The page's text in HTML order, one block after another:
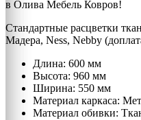
в Олива Мебель Ковров!
Стандартные расцветки
Мадера, Ness, Nebby
Длина: 600 мм
Высота: 960 мм
Ширина: 550 мм
Материал каркаса:
Материал обивки: